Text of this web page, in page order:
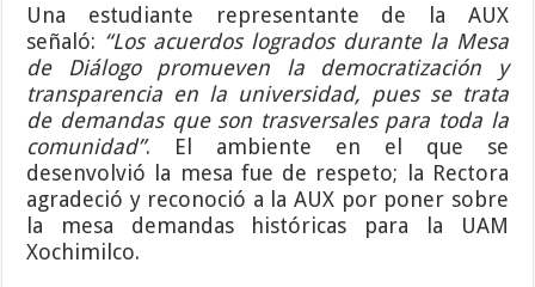
Una estudiante representante de la AUX
señaló: “Los acuerdos logrados durante la Mesa
de Diálogo promueven la democratización y
transparencia en la universidad, pues se trata
de demandas que son trasversales para toda la
comunidad”. El ambiente en el que se
desenvolvió la mesa fue de respeto; la Rectora
agradeció y reconoció a la AUX por poner sobre
la mesa demandas históricas para la UAM
Xochimilco.